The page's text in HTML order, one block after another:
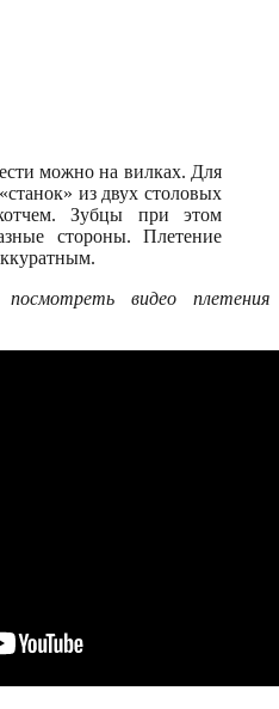
можно на вилках. Для
из двух столовых
Зубцы при этом
стороны. Плетение
посмотреть видео плетения